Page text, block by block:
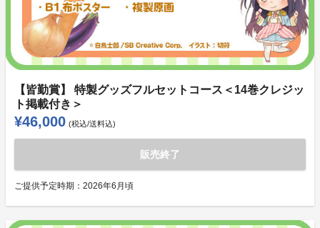
【皆勤賞】 特製グッズフルセットコース＜14巻クレジッ
ト掲載付き＞
¥46,000 (税込/送料込)
販売終了
ご提供予定時期： 2026年6月頃